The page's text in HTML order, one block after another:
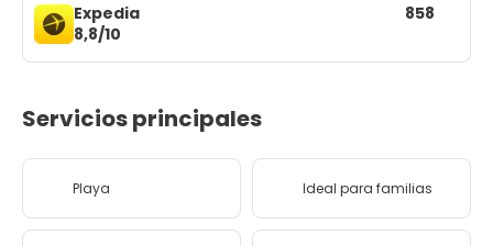
Expedia
8,8/10
858
Servicios principales
Playa Ideal para familias